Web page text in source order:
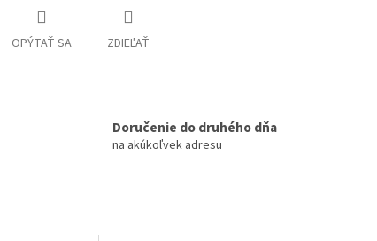
OPÝTAŤ SA ZDIEĽAŤ
Doručenie do druhého dňa
na akúkoľvek adresu